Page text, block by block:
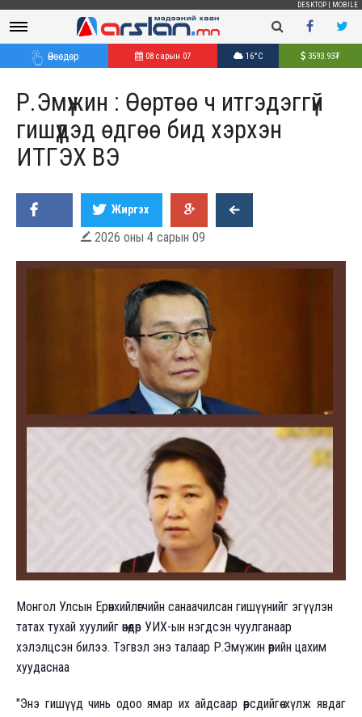
DESKTOP MOBILE
Өнөөдөр 08 сарын 07 16°C 3593.93₮
Р.Эмүжин : Өөртөө ч итгэдэггүй
гишүүдэд өдгөө бид хэрхэн
ИТГЭХ ВЭ
Жиргэх
 2026 оны 4 сарын 09
Монгол Улсын Ерөнхийлөгчийн санаачилсан гишүүнийг эгүүлэн
татах тухай хуулийг өнөөдөр УИХ-ын нэгдсэн чуулганаар
хэлэлцсэн билээ. Тэгвэл энэ талаар Р.Эмүжин өөрийн цахим
хуудаснаа
"Энэ гишүүд чинь одоо ямар их айдсаар өөрсдийгөө хүлж явдаг